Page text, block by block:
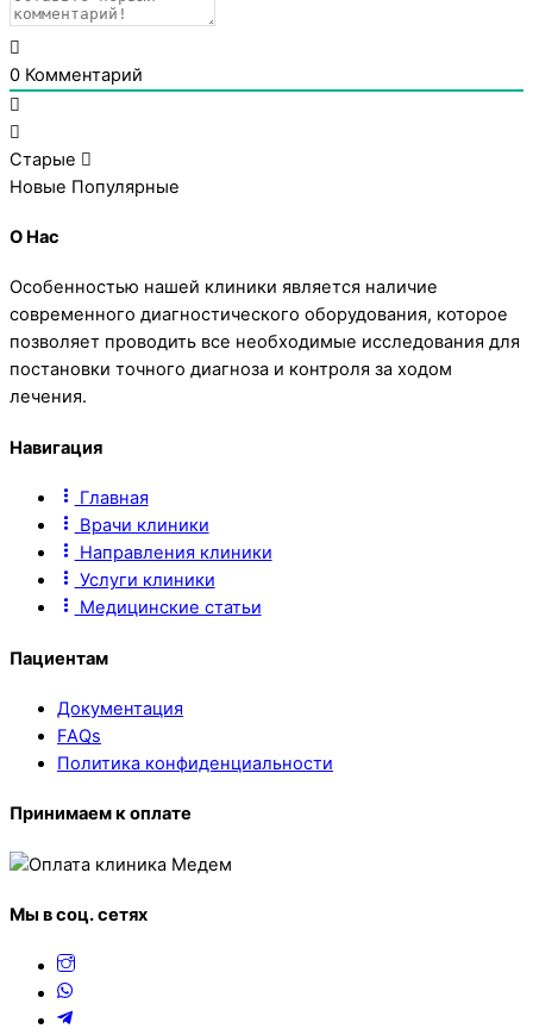
0 Комментарий
Старые
Новые Популярные
О Нас
Особенностью нашей клиники является наличие
современного диагностического оборудования, которое
позволяет проводить все необходимые исследования для
постановки точного диагноза и контроля за ходом
лечения.
Навигация
Главная
Врачи клиники
Направления клиники
Услуги клиники
Медицинские статьи
Пациентам
Документация
FAQs
Политика конфиденциальности
Принимаем к оплате
Мы в соц. сетях